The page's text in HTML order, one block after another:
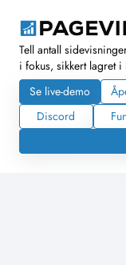
Tell antall
i fokus, sikkert lagret i
Se live-demo
Discord